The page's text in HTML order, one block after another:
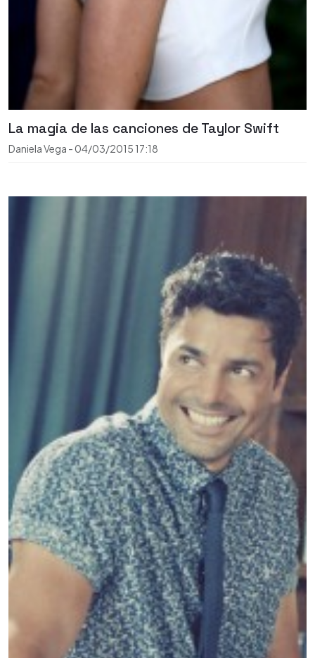
La magia de las canciones de Taylor Swift
Daniela Vega - 04/03/2015 17:18